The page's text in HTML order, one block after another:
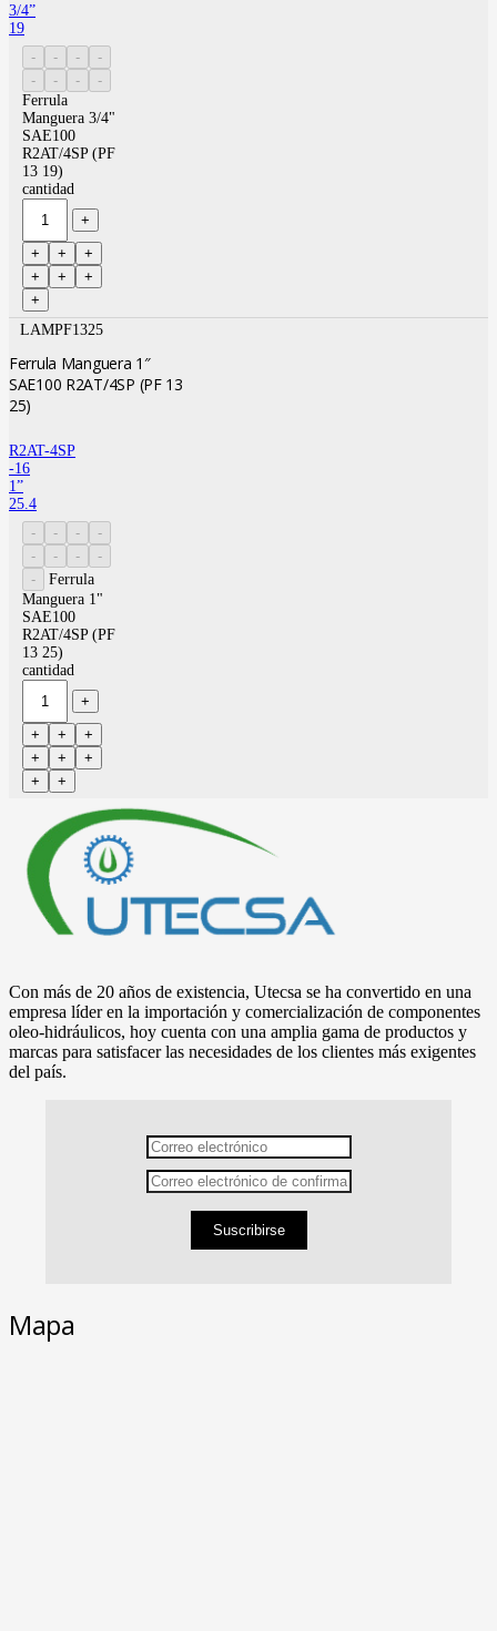
3/4”
19
Ferrula
Manguera 3/4"
SAE100
R2AT/4SP (PF
13 19)
cantidad
LAMPF1325
Ferrula Manguera 1″
SAE100 R2AT/4SP (PF 13
25)
R2AT-4SP
-16
1”
25.4
Ferrula
Manguera 1"
SAE100
R2AT/4SP (PF
13 25)
cantidad
Con más de 20 años de existencia, Utecsa se ha convertido en una
empresa líder en la importación y comercialización de componentes
oleo-hidráulicos, hoy cuenta con una amplia gama de productos y
marcas para satisfacer las necesidades de los clientes más exigentes
del país.
Suscribirse
Mapa